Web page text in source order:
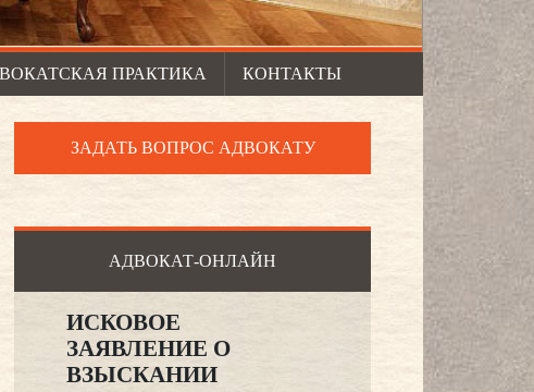
ПРАКТИКА КОНТАКТЫ
ЗАДАТЬ ВОПРОС АДВОКАТУ
АДВОКАТ-ОНЛАЙН
ИСКОВОЕ
ЗАЯВЛЕНИЕ О
ВЗЫСКАНИИ